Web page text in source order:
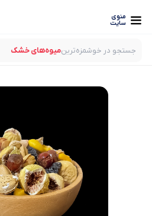
منوی
سایت
جستجو در خوشمزه‌ترینمیوه‌های خشک
لواشک‌های ارگانیک
میوه‌های پفکی
لواشک‌های ارگانیک